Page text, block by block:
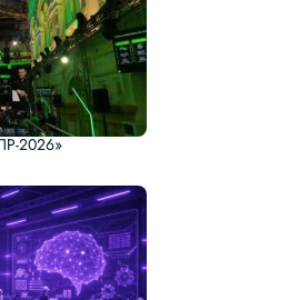
2026»